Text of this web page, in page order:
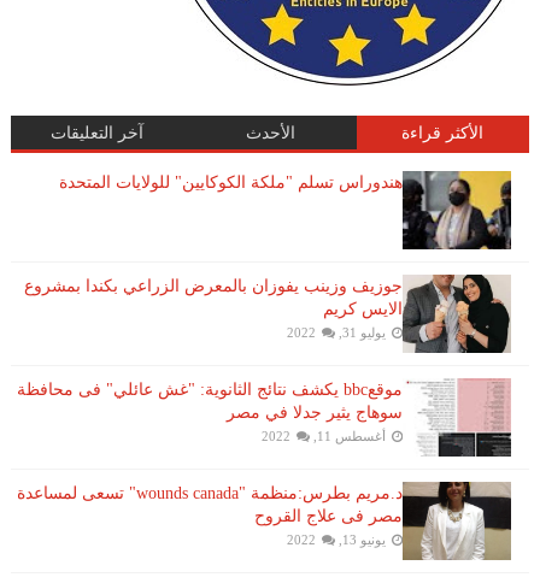
الأكثر قراءة الأحدث آخر التعليقات
هندوراس تسلم "ملكة الكوكايين" للولايات المتحدة
جوزيف وزينب يفوزان بالمعرض الزراعي بكندا بمشروع
الايس كريم
يوليو 31, 2022
موقعbbc يكشف نتائج الثانوية: "غش عائلي" فى محافظة
سوهاج يثير جدلا في مصر
أغسطس 11, 2022
د.مريم بطرس:منظمة "wounds canada" تسعى لمساعدة
مصر فى علاج القروح
يونيو 13, 2022